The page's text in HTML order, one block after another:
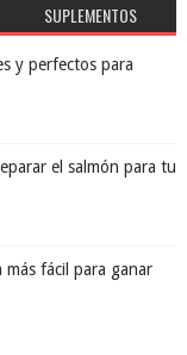
SUPLEMENTOS
y perfectos para
el salmón para tu
fácil para ganar